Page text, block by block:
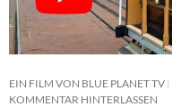
EIN FILM VON BLUE PLANET TV
KOMMENTAR HINTERLASSEN